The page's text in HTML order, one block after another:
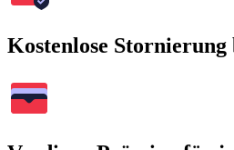
Kostenlose Stornierung